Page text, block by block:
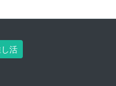
活